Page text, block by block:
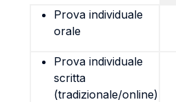
Prova individuale
orale
Prova individuale
scritta
(tradizionale/online)